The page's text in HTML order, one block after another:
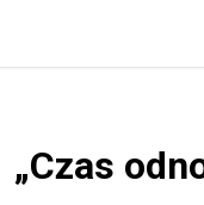
„Czas